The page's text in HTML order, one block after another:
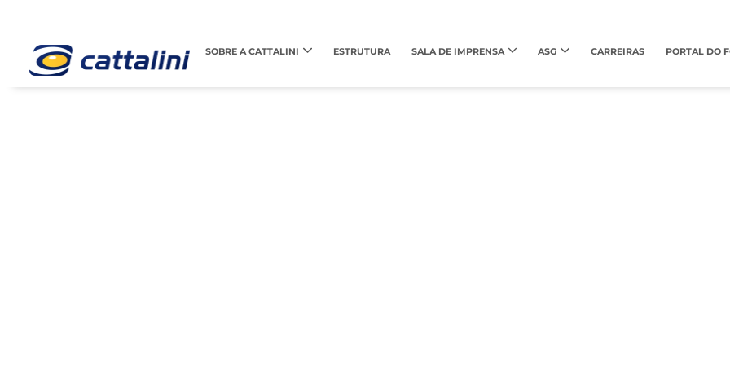
SOBRE A CATTALINI ESTRUTURA SALA DE IMPRENSA ASG CARREIRAS PORTAL DO